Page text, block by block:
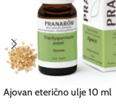
Ajovan eterično ulje 10 ml